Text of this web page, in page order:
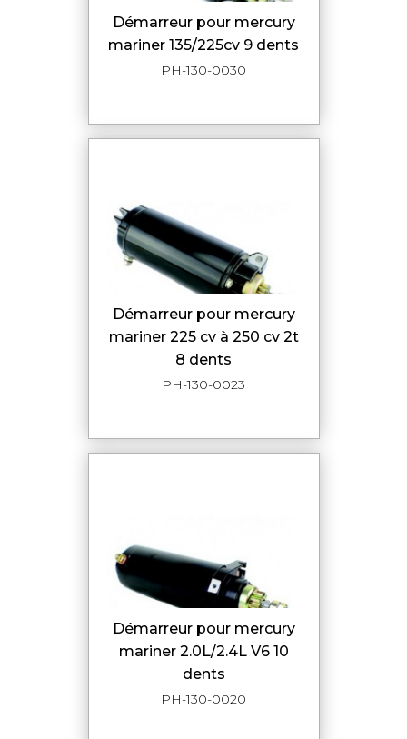
démarreur pour mercury
mariner 135/225cv 9 dents
PH-130-0030
démarreur pour mercury
mariner 225 cv à 250 cv 2t
8 dents
PH-130-0023
démarreur pour mercury
mariner 2.0L/2.4L V6 10
dents
PH-130-0020